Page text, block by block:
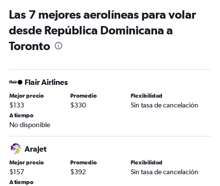
Las 7 mejores aerolíneas para volar
desde República Dominicana a
Toronto
Flair Airlines
Mejor precio
$133
Promedio
$330
Flexibilidad
Sin tasa de cancelación
A tiempo
No disponible
Arajet
Mejor precio
$157
Promedio
$392
Flexibilidad
Sin tasa de cancelación
A tiempo